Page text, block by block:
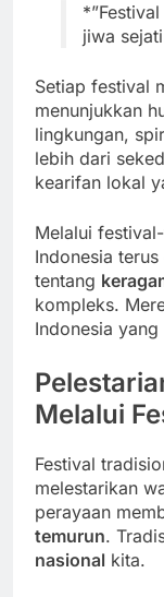
jiwa
Setiap festival
menunjukkan
lingkungan,
lebih dari
kearifan lokal
Melalui
Indonesia
tentang
kompleks.
Indonesia
Melalui
Festival
melestarikan
perayaan
temurun.
nasional kita.